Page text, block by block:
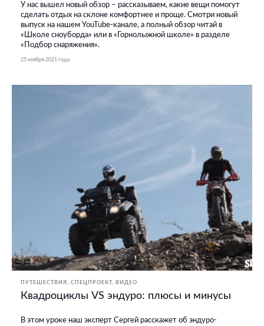
У нас вышел новый обзор – рассказываем, какие вещи помогут
сделать отдых на склоне комфортнее и проще. Смотри новый
выпуск на нашем YouTube-канале, а полный обзор читай в
«Школе сноуборда» или в «Горнолыжной школе» в разделе
«Подбор снаряжения».
25 ноября 2021 года
ПУТЕШЕСТВИЯ СПЕЦПРОЕКТ ВИДЕО
Квадроциклы VS эндуро: плюсы и минусы
В этом уроке наш эксперт Сергей расскажет об эндуро-